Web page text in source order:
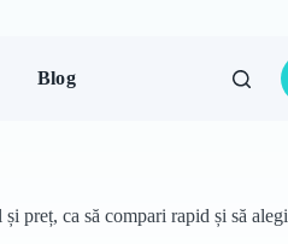
Blog
preț, ca să compari rapid și să alegi